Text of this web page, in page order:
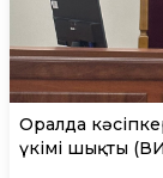
Оралда
үкімі шықты